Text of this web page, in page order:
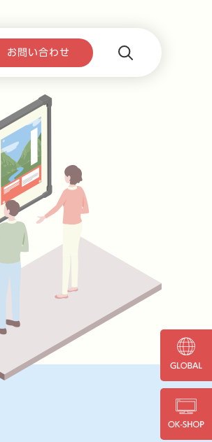
お問い合わせ